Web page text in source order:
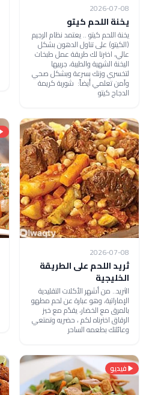
2026-07-08
يخنة اللحم كيتو
يخنة اللحم كيتو .. يعتمد نظام الرجيم
(الكيتو) على تناول الدهون بشكل
عالي، اخترنا لك طريقة عمل طبخات
اليخنة الشهية والطيبة، جربيها
لتخسري وزنك بسرعة وبشكل صحي
وآمن تعلمي أيضاً: شوربة كريمة
الدجاج كيتو
2026-07-08
ثريد اللحم على الطريقة
الخليجية
الثريد.. من أشهر الأكلات التقليدية
الإماراتية، وهو عبارة عن لحم مطهو
بالمرق مع الخضار، يقدّم مع خبز
الرقاق اخترناه لكم ، حضريه وتمتعي
وعائلتك بطعمه الساحر
فيديو